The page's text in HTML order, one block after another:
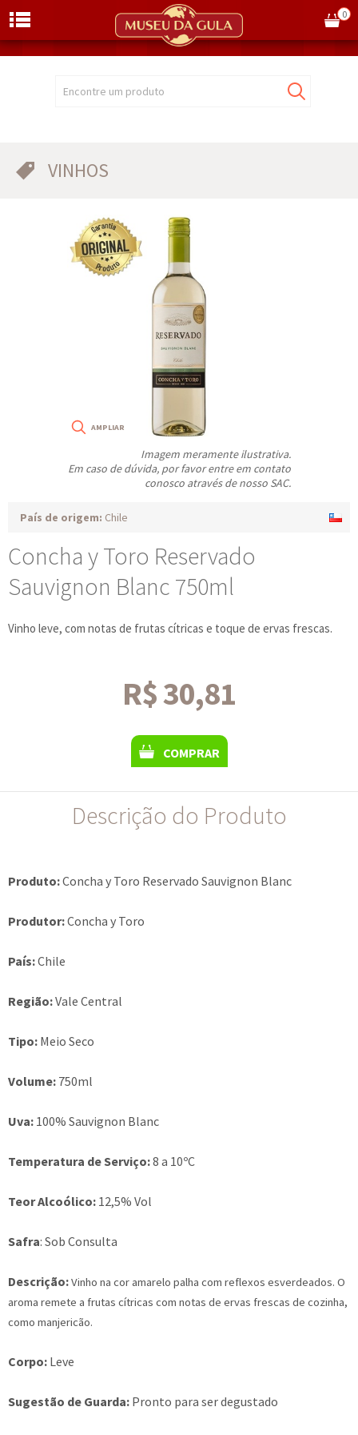
Encontre um produto
0
VINHOS
Imagem meramente ilustrativa.
Em caso de dúvida, por favor entre em contato
conosco através de nosso SAC.
País de origem: Chile
Concha y Toro Reservado
Sauvignon Blanc 750ml
Vinho leve, com notas de frutas cítricas e toque de ervas frescas.
R$ 30,81
COMPRAR
Descrição do Produto
Produto:Concha y Toro Reservado Sauvignon Blanc
Produtor:Concha y Toro
País:Chile
Região:Vale Central
Tipo: Meio Seco
Volume: 750ml
Uva: 100% Sauvignon Blanc
Temperatura de Serviço:8 a 10ºC
Teor Alcoólico: 12,5% Vol
Safra: Sob Consulta
Descrição:Vinho na cor amarelo palha com reflexos esverdeados. O
aroma remete a frutas cítricas com notas de ervas frescas de cozinha,
como manjericão.
Corpo: Leve
Sugestão de Guarda: Pronto para ser degustado